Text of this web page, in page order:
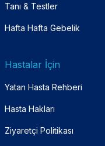
Tanı & Testler
Hafta Hafta Gebelik
Hastalar İçin
Yatan Hasta Rehberi
Hasta Hakları
Ziyaretçi Politikası